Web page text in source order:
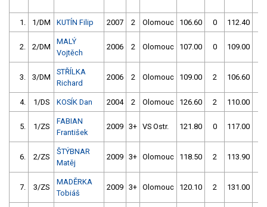
1. 1/DM KUTÍN Filip 2007 2 Olomouc 106.60 0 112.40
2. 2/DM
MALÝ
Vojtěch
2006 2 Olomouc 107.00 0 109.00
3. 3/DM
STŘÍLKA
Richard
2006 2 Olomouc 109.00 2 106.60
4. 1/DS KOSÍK Dan 2004 2 Olomouc 126.60 2 110.00
5. 1/ZS
FABIAN
František
2009 3+ VS Ostr. 121.80 0 117.00
6. 2/ZS
ŠTÝBNAR
Matěj
2009 3+ Olomouc 118.50 2 113.90
7. 3/ZS
MADĚRKA
Tobiáš
2009 3+ Olomouc 120.10 2 131.00